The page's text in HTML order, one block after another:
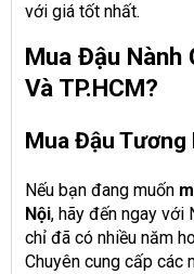
với giá tốt nhất.
Mua Đậu Nành
Và TP.HCM?
Mua Đậu Tương
Nếu bạn đang muốn
Nội, hãy đến ngay với
chỉ đã có nhiều năm
Chuyên cung cấp các